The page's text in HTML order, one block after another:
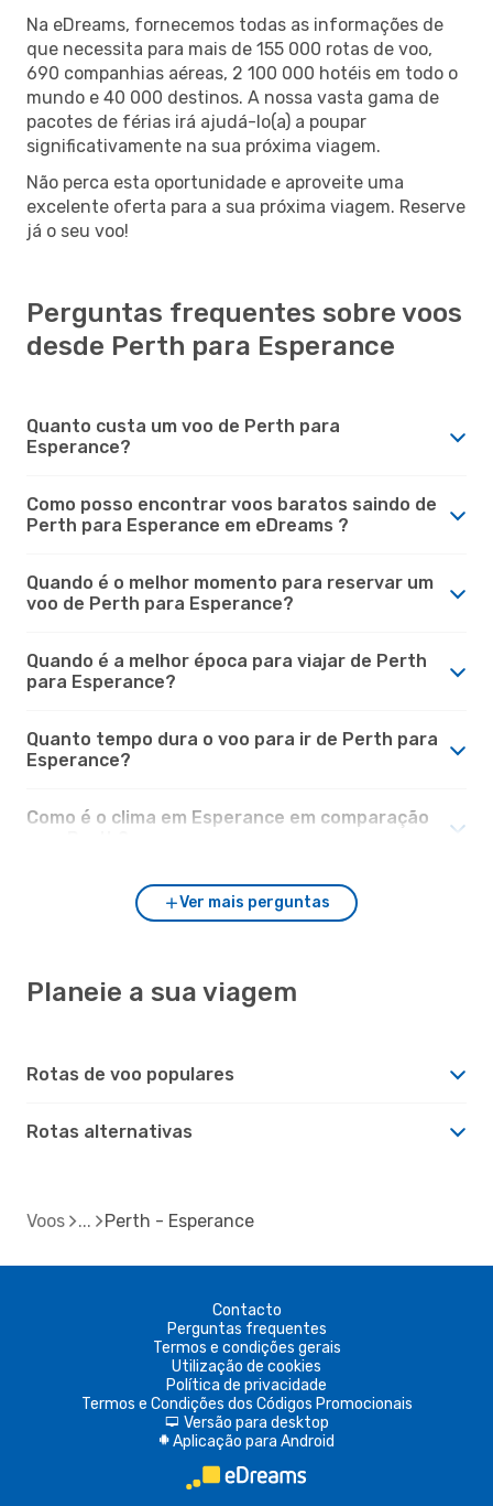
Na eDreams, fornecemos todas as informações de
que necessita para mais de 155 000 rotas de voo,
690 companhias aéreas, 2 100 000 hotéis em todo o
mundo e 40 000 destinos. A nossa vasta gama de
pacotes de férias irá ajudá-lo(a) a poupar
significativamente na sua próxima viagem.
Não perca esta oportunidade e aproveite uma
excelente oferta para a sua próxima viagem. Reserve
já o seu voo!
Perguntas frequentes sobre voos
desde Perth para Esperance
Quanto custa um voo de Perth para
Esperance?
Como posso encontrar voos baratos saindo de
Perth para Esperance em eDreams ?
Quando é o melhor momento para reservar um
voo de Perth para Esperance?
Quando é a melhor época para viajar de Perth
para Esperance?
Quanto tempo dura o voo para ir de Perth para
Esperance?
Como é o clima em Esperance em comparação
Ver mais perguntas
Planeie a sua viagem
Rotas de voo populares
Rotas alternativas
Voos Perth - Esperance
Contacto
Perguntas frequentes
Termos e condições gerais
Utilização de cookies
Política de privacidade
Termos e Condições dos Códigos Promocionais
d Versão para desktop
A Aplicação para Android